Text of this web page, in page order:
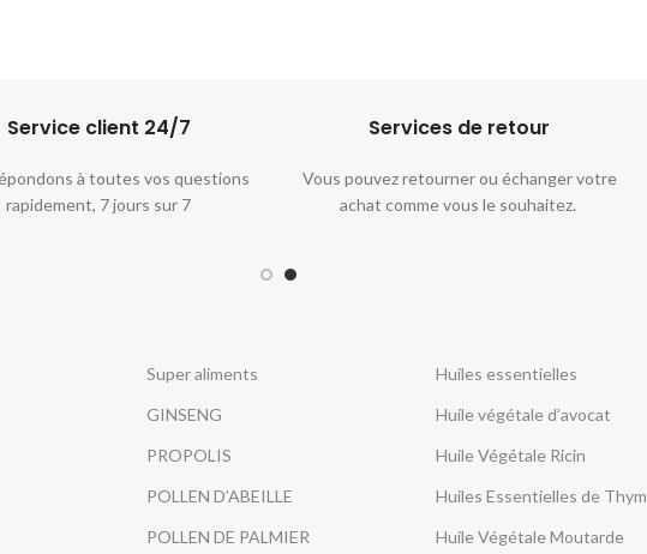
Service client 24/7​
à toutes vos questions
rapidement, 7 jours sur 7
Services de retour
Vous pouvez retourner ou échanger votre
achat comme vous le souhaitez.
Super aliments
GINSENG
PROPOLIS
POLLEN D’ABEILLE
POLLEN DE PALMIER
Huiles essentielles
Huile végétale d’avocat
Huile Végétale Ricin
Huiles Essentielles de Thym
Huile Végétale Moutarde